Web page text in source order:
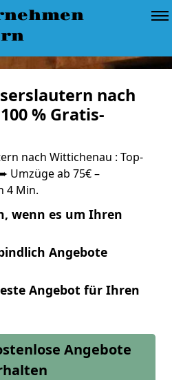
nach
% Gratis-
nach Wittichenau : Top-
Umzüge ab 75€ –
4 Min.
wenn es um Ihren
Angebote
Angebot für Ihren
Angebote